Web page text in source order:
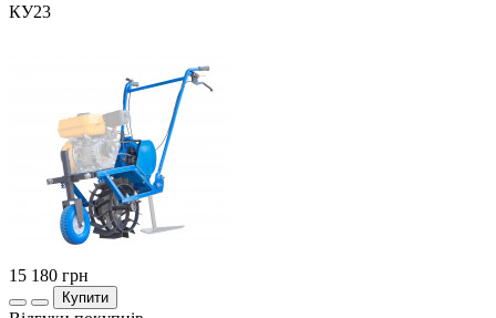
КУ23
15 180 грн
Купити